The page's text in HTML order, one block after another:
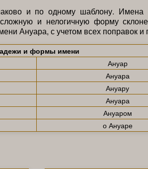
и по одному шаблону. Имена
и нелогичную форму
Ануара, с учетом всех поправок и
и формы имени
Ануар
Ануара
Ануару
Ануара
Ануаром
о Ануаре